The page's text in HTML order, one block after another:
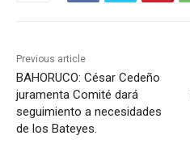
Previous article
BAHORUCO: César Cedeño
juramenta Comité dará
seguimiento a necesidades
de los Bateyes.